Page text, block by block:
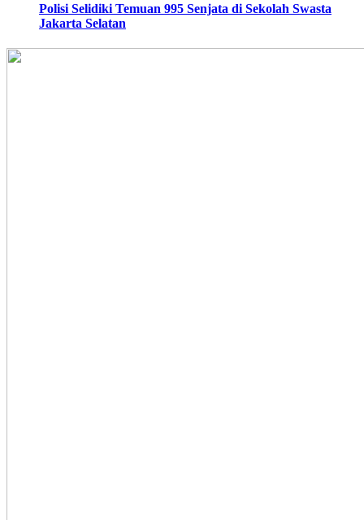
Polisi Selidiki Temuan 995 Senjata di Sekolah Swasta
Jakarta Selatan